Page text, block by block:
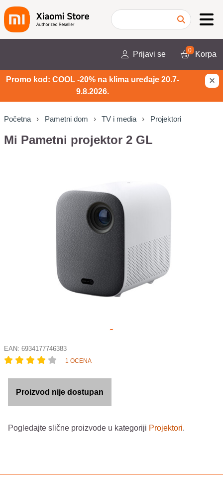
Prijavi se 0 Korpa
Promo kod: COOL -20% na klima uređaje 20.7-
9.8.2026.
×
Početna Pametni dom TV i media Projektori
Mi Pametni projektor 2 GL
EAN: 6934177746383
1 OCENA
Proizvod nije dostupan
Pogledajte slične proizvode u kategoriji Projektori.